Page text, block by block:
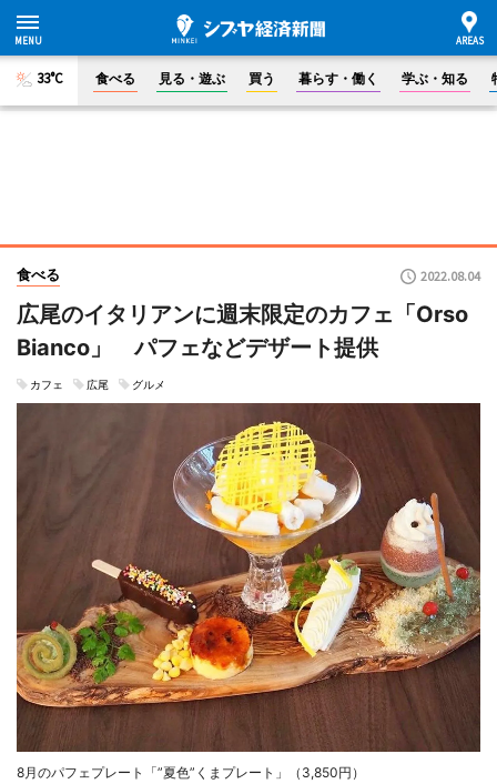
33°C 食べる 見る・遊ぶ 買う 暮らす・働く 学ぶ・知る
食べる 2022.08.04
広尾のイタリアンに週末限定のカフェ「Orso
Bianco」 パフェなどデザート提供
カフェ 広尾 グルメ
8月のパフェプレート「”夏色”くまプレート」（3,850円）